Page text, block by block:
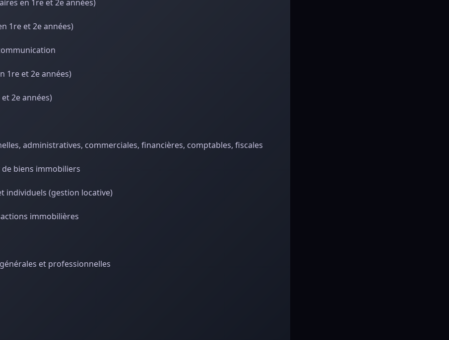
en 1re et 2e années)
1re et 2e années)
1re et 2e années)
2e années)
administratives, commerciales, financières, comptables, fiscales
biens immobiliers
individuels (gestion locative)
immobilières
et professionnelles